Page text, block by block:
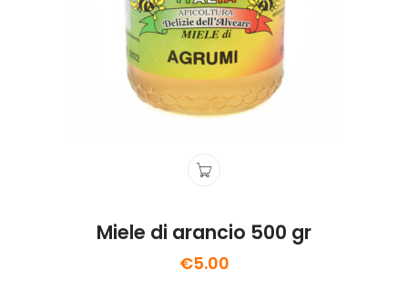
Miele di arancio 500 gr
€5.00